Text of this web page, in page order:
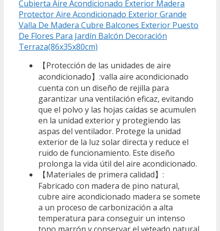
Cubierta Aire Acondicionado Exterior Madera
Protector Aire Acondicionado Exterior Grande
Valla De Madera Cubre Balcones Exterior Puesto
De Flores Para Jardín Balcón Decoración
Terraza(86x35x80cm)
【Protección de las unidades de aire
acondicionado】:valla aire acondicionado
cuenta con un diseño de rejilla para
garantizar una ventilación eficaz, evitando
que el polvo y las hojas caídas se acumulen
en la unidad exterior y protegiendo las
aspas del ventilador. Protege la unidad
exterior de la luz solar directa y reduce el
ruido de funcionamiento. Este diseño
prolonga la vida útil del aire acondicionado.
【Materiales de primera calidad】:
Fabricado con madera de pino natural,
cubre aire acondicionado madera se somete
a un proceso de carbonización a alta
temperatura para conseguir un intenso